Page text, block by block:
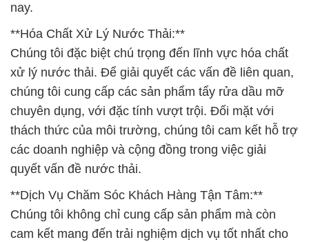
nay.
**Hóa Chất Xử Lý Nước Thải:**
Chúng tôi đặc biệt chú trọng đến lĩnh vực hóa chất
xử lý nước thải. Để giải quyết các vấn đề liên quan,
chúng tôi cung cấp các sản phẩm tẩy rửa dầu mỡ
chuyên dụng, với đặc tính vượt trội. Đối mặt với
thách thức của môi trường, chúng tôi cam kết hỗ trợ
các doanh nghiệp và cộng đồng trong việc giải
quyết vấn đề nước thải.
**Dịch Vụ Chăm Sóc Khách Hàng Tận Tâm:**
Chúng tôi không chỉ cung cấp sản phẩm mà còn
cam kết mang đến trải nghiệm dịch vụ tốt nhất cho